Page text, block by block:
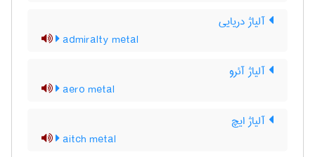
آلیاژ دریایی
admiralty metal
آلیاژ آئرو
aero metal
آلیاژ ایچ
aitch metal